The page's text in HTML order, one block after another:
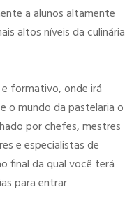
a alunos altamente
altos níveis da culinária
formativo, onde irá
o mundo da pastelaria o
por chefes, mestres
e especialistas de
final da qual você terá
para entrar